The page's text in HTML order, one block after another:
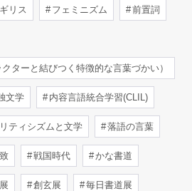
リス フェミニズム 前置詞
ターと結びつく特徴的な言葉づかい）
文学 内容言語統合学習(CLIL)
ティシズムと文学 落語の言葉
戦国時代 かな書道
創玄展 毎日書道展